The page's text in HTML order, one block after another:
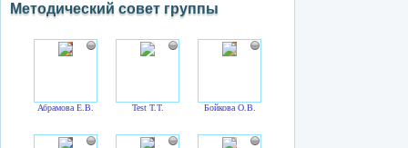
Методический совет группы
Абрамова Е.В. Test T.T. Бойкова О.В.